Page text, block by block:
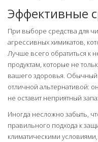
Эффективные
При выборе средства для
агрессивных химикатов,
Лучше всего обратиться к
продуктам, которые не
вашего здоровья.
отличной альтернативой:
не оставит неприятный
Иногда несложно забыть,
правильного подхода к
климатическими